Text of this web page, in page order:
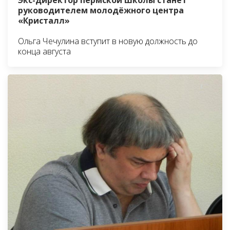
руководителем молодёжного центра
«Кристалл»
Ольга Чечулина вступит в новую должность до
конца августа